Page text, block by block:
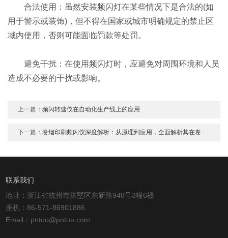
合法使用：虽然安装频闪灯在某些情况下是合法的(如
用于警示或装饰)，但不得在国家或城市明确规定的禁止区
域内使用，否则可能面临罚款等处罚。
避免干扰：在使用频闪灯时，应避免对周围环境和人员
造成不必要的干扰或影响。
上一篇：频闪转速仪在自动化生产线上的应用
下一篇：卷烟印刷频闪仪深度解析：从原理到应用，全面解析其在卷烟包装质量控制中的关键作用与优势
联系我们
地址：浙江省杭州市拱墅区东新路948号3幢6楼
座机：86-571-86901886
Email：pntoo@pntoo.com